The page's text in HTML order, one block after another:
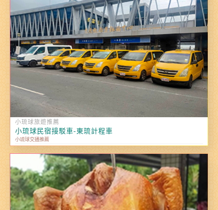
小琉球旅遊推薦
小琉球民宿接駁車-東琉計程車
小琉球交通推薦